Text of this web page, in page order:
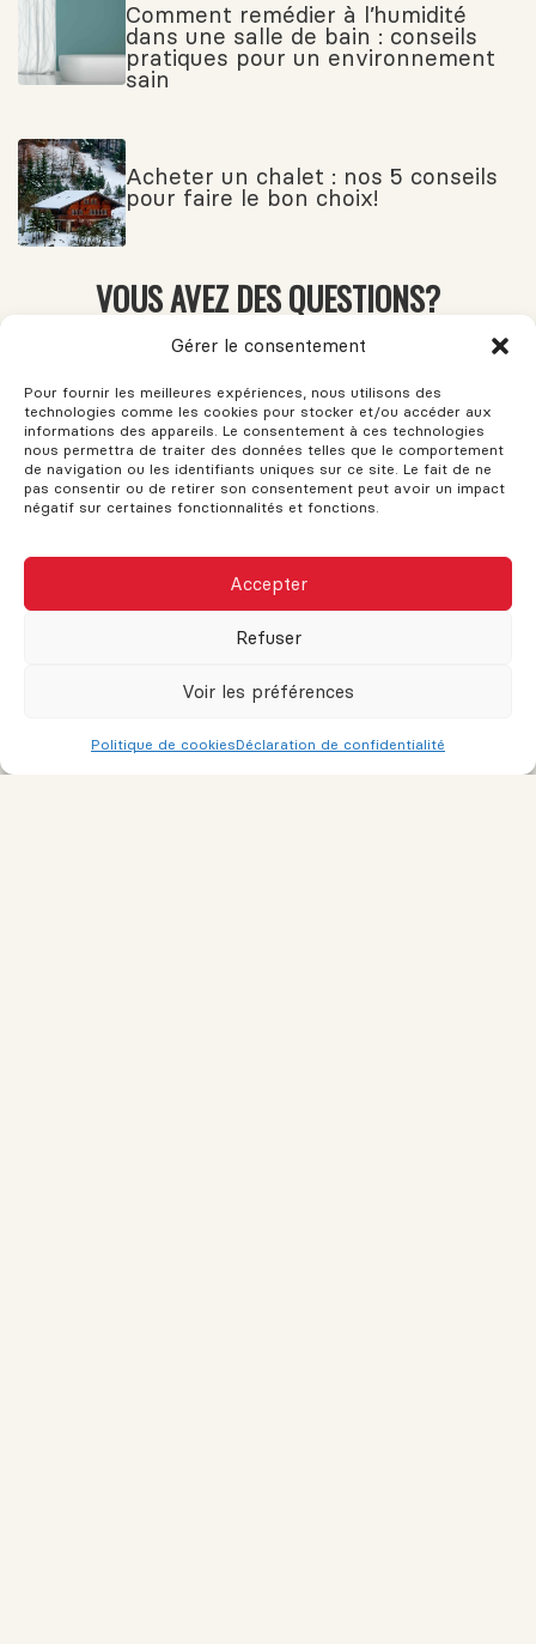
Gérer le consentement
Pour fournir les meilleures expériences, nous utilisons des
technologies comme les cookies pour stocker et/ou accéder aux
informations des appareils. Le consentement à ces technologies
nous permettra de traiter des données telles que le comportement
de navigation ou les identifiants uniques sur ce site. Le fait de ne
pas consentir ou de retirer son consentement peut avoir un impact
négatif sur certaines fonctionnalités et fonctions.
Accepter
Refuser
Voir les préférences
Politique de cookiesDéclaration de confidentialité
Comment remédier à l’humidité
dans une salle de bain : conseils
pratiques pour un environnement
sain
Acheter un chalet : nos 5 conseils
pour faire le bon choix!
VOUS AVEZ DES QUESTIONS?
Si vous avez des questions, n'hésitez pas à demander!
conseils sont fournis pour vous aider. N'hésitez pas à remplir
ce formulaire et une réponse sera envoyée dès que possible.
Nom